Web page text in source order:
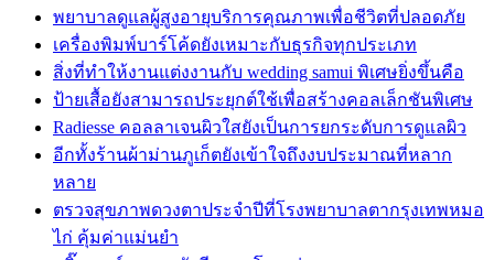
พยาบาลดูแลผู้สูงอายุบริการคุณภาพเพื่อชีวิตที่ปลอดภัย
เครื่องพิมพ์บาร์โค้ดยังเหมาะกับธุรกิจทุกประเภท
สิ่งที่ทำให้งานแต่งงานกับ wedding samui พิเศษยิ่งขึ้นคือ
ป้ายเสื้อยังสามารถประยุกต์ใช้เพื่อสร้างคอลเล็กชันพิเศษ
Radiesse คอลลาเจนผิวใสยังเป็นการยกระดับการดูแลผิว
อีกทั้งร้านผ้าม่านภูเก็ตยังเข้าใจถึงงบประมาณที่หลาก
หลาย
ตรวจสุขภาพดวงตาประจำปีที่โรงพยาบาลตากรุงเทพหมอ
ไก่ คุ้มค่าแม่นยำ